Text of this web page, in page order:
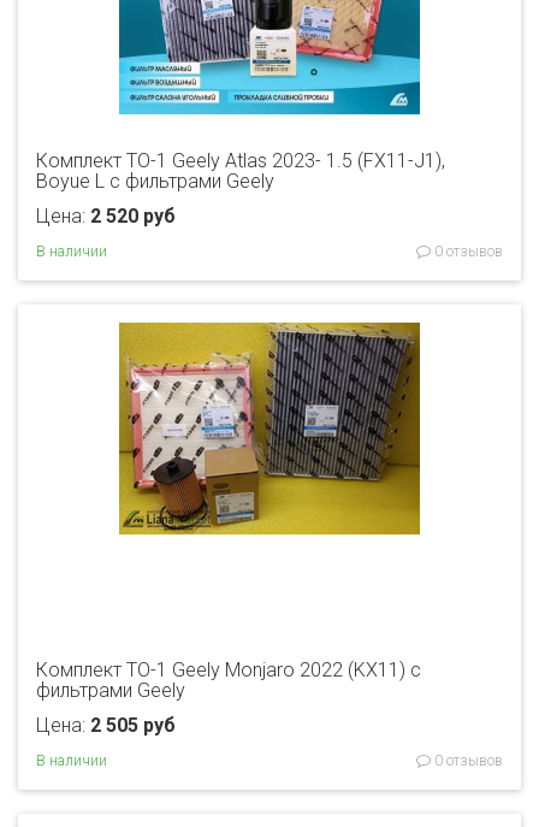
Комплект ТО-1 Geely Atlas 2023- 1.5 (FX11-J1),
Boyue L с фильтрами Geely
Цена: 2 520 руб
В наличии 0 отзывов
Комплект ТО-1 Geely Monjaro 2022 (KX11) с
фильтрами Geely
Цена: 2 505 руб
В наличии 0 отзывов